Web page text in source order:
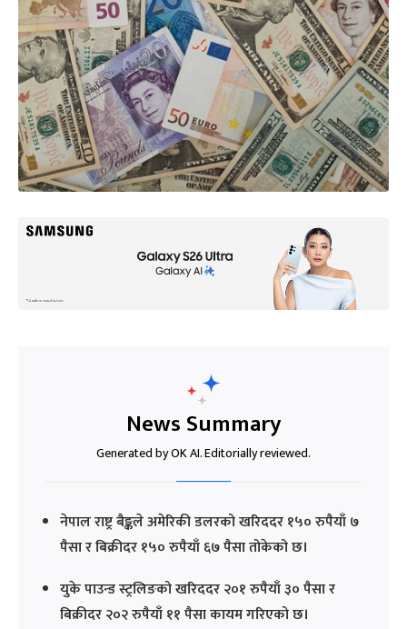
News Summary
Generated by OK AI. Editorially reviewed.
नेपाल राष्ट्र बैङ्कले अमेरिकी डलरको खरिददर १५० रुपैयाँ ७
पैसा र बिक्रीदर १५० रुपैयाँ ६७ पैसा तोकेको छ।
युके पाउन्ड स्ट्रलिङको खरिददर २०१ रुपैयाँ ३० पैसा र
बिक्रीदर २०२ रुपैयाँ ११ पैसा कायम गरिएको छ।